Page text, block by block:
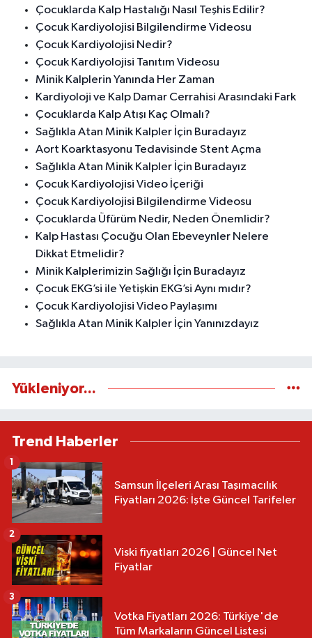
Çocuklarda Kalp Hastalığı Nasıl Teşhis Edilir?
Çocuk Kardiyolojisi Bilgilendirme Videosu
Çocuk Kardiyolojisi Nedir?
Çocuk Kardiyolojisi Tanıtım Videosu
Minik Kalplerin Yanında Her Zaman
Kardiyoloji ve Kalp Damar Cerrahisi Arasındaki Fark
Çocuklarda Kalp Atışı Kaç Olmalı?
Sağlıkla Atan Minik Kalpler İçin Buradayız
Aort Koarktasyonu Tedavisinde Stent Açma
Sağlıkla Atan Minik Kalpler İçin Buradayız
Çocuk Kardiyolojisi Video İçeriği
Çocuk Kardiyolojisi Bilgilendirme Videosu
Çocuklarda Üfürüm Nedir, Neden Önemlidir?
Kalp Hastası Çocuğu Olan Ebeveynler Nelere
Dikkat Etmelidir?
Minik Kalplerimizin Sağlığı İçin Buradayız
Çocuk EKG’si ile Yetişkin EKG’si Aynı mıdır?
Çocuk Kardiyolojisi Video Paylaşımı
Sağlıkla Atan Minik Kalpler İçin Yanınızdayız
Yükleniyor...
Trend Haberler
Samsun İlçeleri Arası Taşımacılık
Fiyatları 2026: İşte Güncel Tarifeler
1
Viski fiyatları 2026 | Güncel Net
Fiyatlar
2
Votka Fiyatları 2026: Türkiye'de
Tüm Markaların Güncel Listesi
3